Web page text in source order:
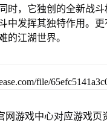
时，它独创的全新战
中发挥其独特作用。
的江湖世界。
网游戏中心对应游戏页